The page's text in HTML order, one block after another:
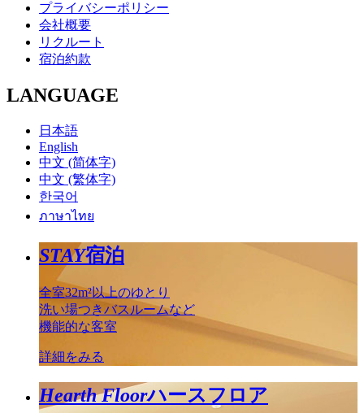
プライバシーポリシー
会社概要
リクルート
宿泊約款
LANGUAGE
日本語
English
中文 (简体字)
中文 (繁体字)
한국어
ภาษาไทย
STAY宿泊
全室32m²以上のゆとり
洗い場つきバスルームなど
機能的な客室
詳細をみる
Hearth Floorハースフロア